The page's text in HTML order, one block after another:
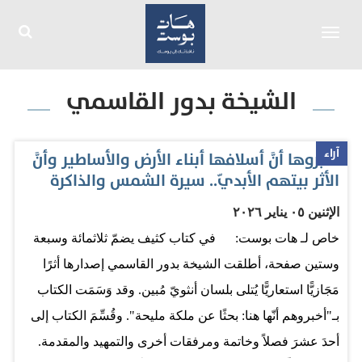
الشيخة بدور القاسمي
آراء
أخبروها أنَّ أسلافها أبناء الأرض والأساطير وأنَّ
الأثر بيتهم الأبديّ.. سيرة الشمس والذاكرة
الإثنين ٠٥ يناير ٢٠٢٦
خاص لـ هات بوست: في كتاب كثيف يضمّ ثلاثمائة وسبعة
وستين صفحة، أطلقت الشيخة بدور القاسمي إصدارها أثرًا
مَجَازيًّا استعاريًّا يُتلى بلسان أنثويّ مُبين. وقد وَسَمَت الكتاب
بـ"أخبروهم أنّها هنا: بحثًا عن ملكة مليحة". وقُسِّمَ الكتاب إلى
أحدَ عشرَ فصلاً وخاتمة ومرفقات أخرى والتمهيد والمقدمة.